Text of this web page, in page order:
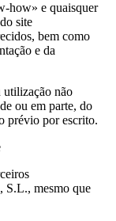
how» e quaisquer
site
bem como
e da
utilização não
ou em parte, do
prévio por escrito.
S.L., mesmo que